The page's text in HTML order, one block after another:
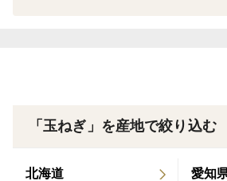
「玉ねぎ」を産地で絞り込む
北海道 愛知